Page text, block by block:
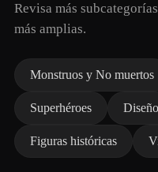
Revisa más
más amplias.
Monstruos y No muertos
Superhéroes
Figuras históricas